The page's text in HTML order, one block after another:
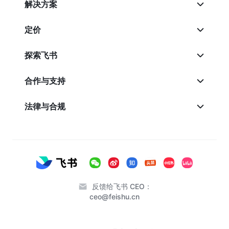
解决方案
定价
探索飞书
合作与支持
法律与合规
反馈给飞书 CEO：
ceo@feishu.cn